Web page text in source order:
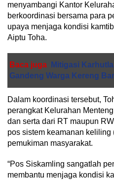
menyambangi Kantor
berkoordinasi bersama para
upaya menjaga kondisi
Aiptu Toha.
Baca juga
Mitigasi
Gandeng Warga Kereng
Dalam koordinasi tersebut,
perangkat Kelurahan
dan serta dari RT maupun
pos sistem keamanan keliling
pemukiman masyarakat.
“Pos Siskamling sangatlah
membantu menjaga kondisi